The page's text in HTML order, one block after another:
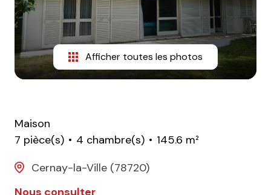
Afficher toutes les photos
Maison
7 pièce(s)
4 chambre(s)
145.6 m²
Cernay-la-Ville (78720)
Nous consulter